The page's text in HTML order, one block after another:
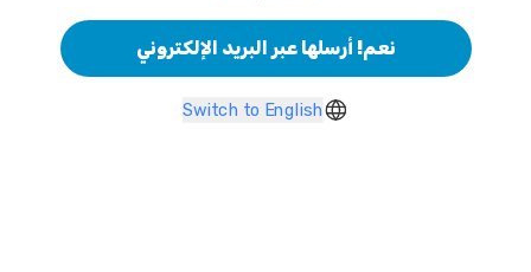
نعم! أرسلها عبر البريد الإلكتروني
Switch to English